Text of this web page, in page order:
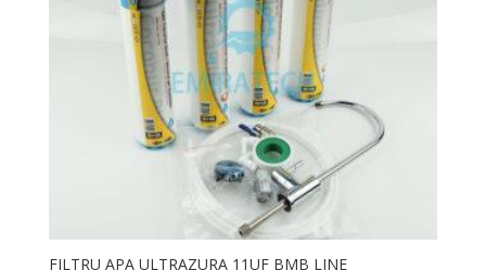
FILTRU APA ULTRAZURA 11UF BMB LINE